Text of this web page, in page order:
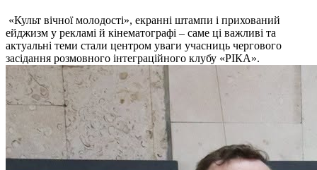
«Культ вічної молодості», екранні штампи і прихований
ейджизм у рекламі й кінематографі – саме ці важливі та
актуальні теми стали центром уваги учасниць чергового
засідання розмовного інтеграційного клубу «РІКА».